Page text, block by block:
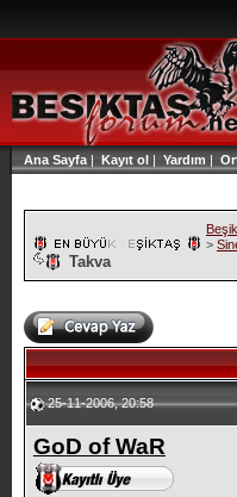
Ana Sayfa | Kayıt ol | Yardım |
>
Takva
25-11-2006, 20:58
GoD of WaR